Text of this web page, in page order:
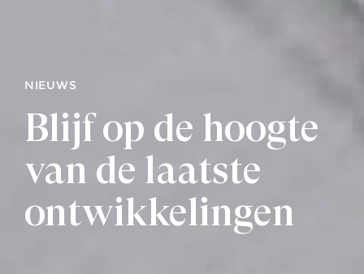
NIEUWS
Blijf op de hoogte
van de laatste
ontwikkelingen